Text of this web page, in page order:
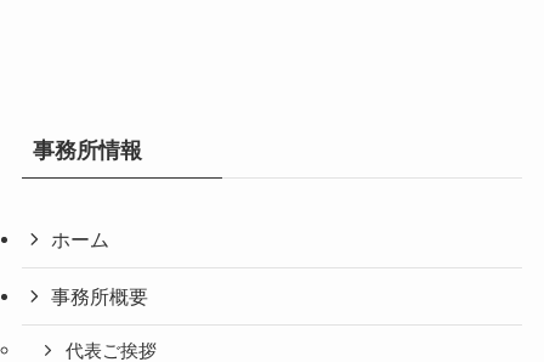
事務所情報
ホーム
事務所概要
代表ご挨拶